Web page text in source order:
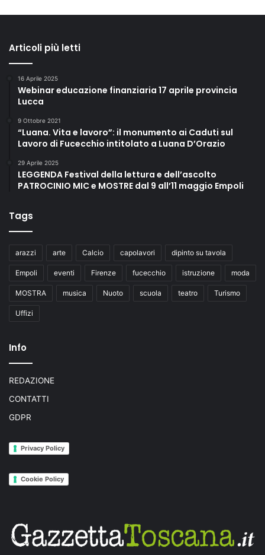
Articoli più letti
16 Aprile 2025
Webinar educazione finanziaria 17 aprile provincia
Lucca
9 Ottobre 2021
“Luana. Vita e lavoro”: il monumento ai Caduti sul
Lavoro di Fucecchio intitolato a Luana D’Orazio
29 Aprile 2025
LEGGENDA Festival della lettura e dell’ascolto
PATROCINIO MIC e MOSTRE dal 9 all’11 maggio Empoli
Tags
arazzi arte Calcio capolavori dipinto su tavola
Empoli eventi Firenze fucecchio istruzione moda
MOSTRA musica Nuoto scuola teatro Turismo
Uffizi
Info
REDAZIONE
CONTATTI
GDPR
Privacy Policy
Cookie Policy